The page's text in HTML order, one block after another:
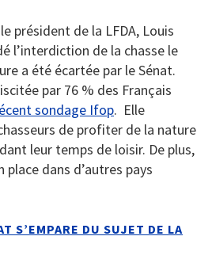
président de la LFDA, Louis
l’interdiction de la chasse le
a été écartée par le Sénat.
par 76 % des Français
sondage Ifop. Elle
de profiter de la nature
leur temps de loisir. De plus,
dans d’autres pays
S’EMPARE DU SUJET DE LA